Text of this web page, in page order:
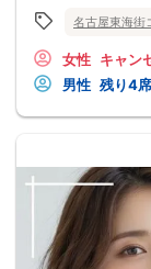
名古屋東海街
女性 キャン
男性 残り4席